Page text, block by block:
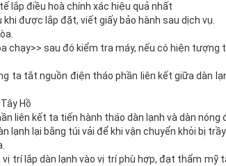
lắp điều hoà chính xác hiệu quả nhất
khi được lắp đặt, viết giấy bảo hành sau dịch vụ.
sau đó kiểm tra máy, nếu có hiện tượng
ta tắt nguồn điện tháo phần liên kết giữa dàn
Hồ
liên kết ta tiến hành tháo dàn lạnh và dàn nóng
lạnh lại bằng túi vải để khi vận chuyển khỏi bị
trí lắp dàn lạnh vào vị trí phù hợp, đạt thẩm mỹ